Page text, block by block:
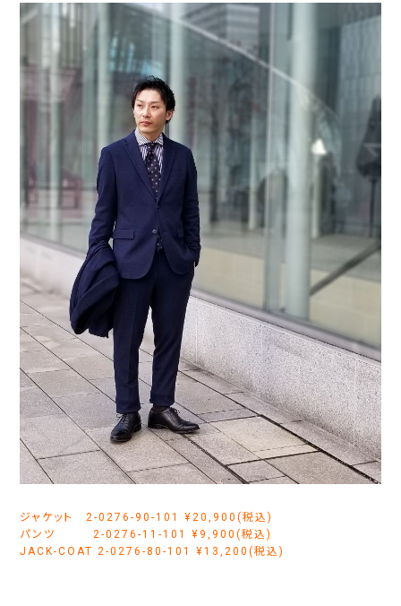
ジャケット 2-0276-90-101 ¥20,900(税込)
パンツ 2-0276-11-101 ¥9,900(税込)
JACK-COAT 2-0276-80-101 ¥13,200(税込)